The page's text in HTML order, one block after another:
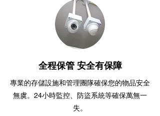
全程保管 安全有保障
專業的存儲設施和管理團隊確保您的物品安全
無虞。24小時監控、防盜系統等確保萬無一
失。